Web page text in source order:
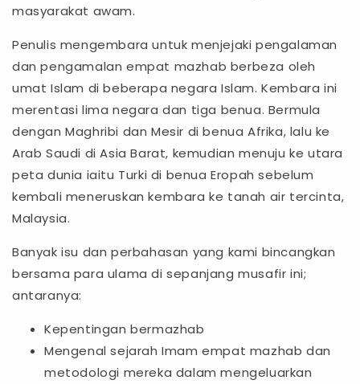
masyarakat awam.
Penulis mengembara untuk menjejaki pengalaman
dan pengamalan empat mazhab berbeza oleh
umat Islam di beberapa negara Islam. Kembara ini
merentasi lima negara dan tiga benua. Bermula
dengan Maghribi dan Mesir di benua Afrika, lalu ke
Arab Saudi di Asia Barat, kemudian menuju ke utara
peta dunia iaitu Turki di benua Eropah sebelum
kembali meneruskan kembara ke tanah air tercinta,
Malaysia.
Banyak isu dan perbahasan yang kami bincangkan
bersama para ulama di sepanjang musafir ini;
antaranya:
Kepentingan bermazhab
Mengenal sejarah Imam empat mazhab dan
metodologi mereka dalam mengeluarkan